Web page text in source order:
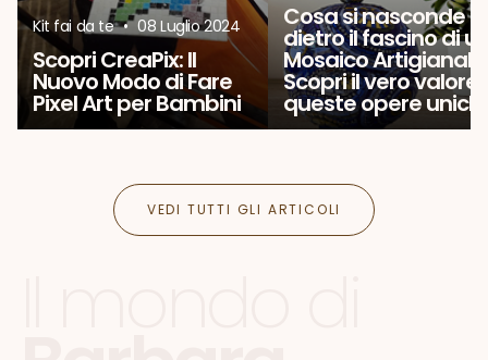
Kit fai da te • 08 Luglio 2024
Scopri CreaPix: Il
Nuovo Modo di Fare
Pixel Art per Bambini
Cosa si nasconde
dietro il fascino di
Mosaico
Scopri il vero valore
queste opere
VEDI TUTTI GLI ARTICOLI